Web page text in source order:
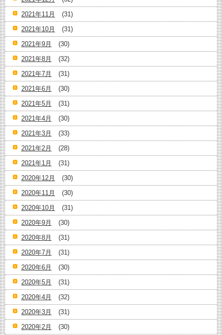
2021年11月
(31)
2021年10月
(31)
2021年9月
(30)
2021年8月
(32)
2021年7月
(31)
2021年6月
(30)
2021年5月
(31)
2021年4月
(30)
2021年3月
(33)
2021年2月
(28)
2021年1月
(31)
2020年12月
(30)
2020年11月
(30)
2020年10月
(31)
2020年9月
(30)
2020年8月
(31)
2020年7月
(31)
2020年6月
(30)
2020年5月
(31)
2020年4月
(32)
2020年3月
(31)
2020年2月
(30)